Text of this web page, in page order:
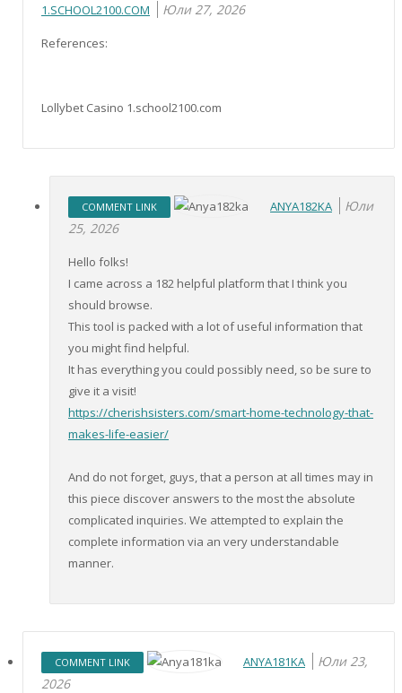
1.SCHOOL2100.COM Юли 27, 2026
References:
Lollybet Casino 1.school2100.com
COMMENT LINK ANYA182KA
Юли
25, 2026
Hello folks!
I came across a 182 helpful platform that I think you
should browse.
This tool is packed with a lot of useful information that
you might find helpful.
It has everything you could possibly need, so be sure to
give it a visit!
https://cherishsisters.com/smart-home-technology-that-
makes-life-easier/
And do not forget, guys, that a person at all times may in
this piece discover answers to the most the absolute
complicated inquiries. We attempted to explain the
complete information via an very understandable
manner.
COMMENT LINK ANYA181KA
Юли 23,
2026